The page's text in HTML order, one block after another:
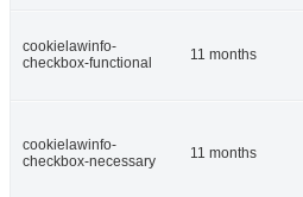
cookielawinfo-
checkbox-functional
11 months
cookielawinfo-
checkbox-necessary
11 months